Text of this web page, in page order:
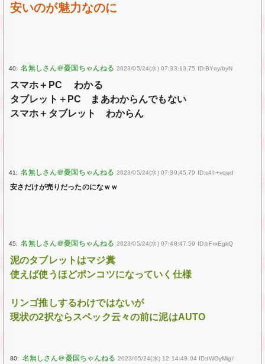
安いのが魅力なのに
40: 2023/05/24(水) 07:33:13.75 ID:BYoy/byN
スマホ＋PC わかる
タブレット＋PC まあわからんでもない
スマホ＋タブレット わからん
41: 2023/05/24(水) 07:39:45.79 ID:s4h+vqwd
安さだけが売りだったのになｗｗ
45: 2023/05/24(水) 07:48:47.59 ID:bFrxEgkQ
泥のタブレットはマジ糞
使えば使うほどポンコツになっていく仕様
リンゴ推しするわけではないが
現状の2択ならスペック云々の前に泥はAUTO
80: 2023/05/24(水) 12:14:49.04 ID:tWOyMig/